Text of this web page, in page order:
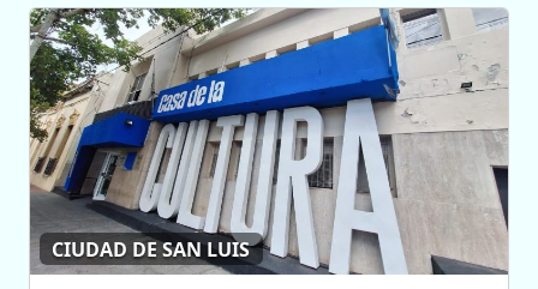
CIUDAD DE SAN LUIS